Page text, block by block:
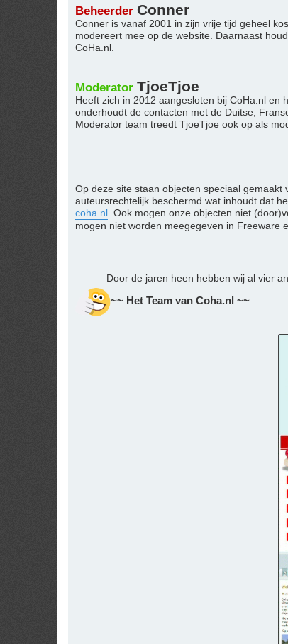
Beheerder Conner
Conner is vanaf 2001 in zijn vrije tijd geheel
modereert mee op de website. Daarnaast
CoHa.nl.
Moderator TjoeTjoe
Heeft zich in 2012 aangesloten bij CoHa.nl en
onderhoudt de contacten met de Duitse,
Moderator team treedt TjoeTjoe ook op als
Op deze site staan objecten speciaal gemaakt
auteursrechtelijk beschermd wat inhoudt dat
coha.nl
. Ook mogen onze objecten niet
mogen niet worden meegegeven in Freeware
Door de jaren heen hebben wij al vier
~~ Het Team van Coha.nl ~~